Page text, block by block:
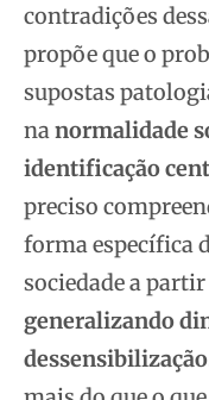
contradições
propõe que o
supostas
nanormalidade
identificação
preciso
forma específica
sociedade a partir
generalizando